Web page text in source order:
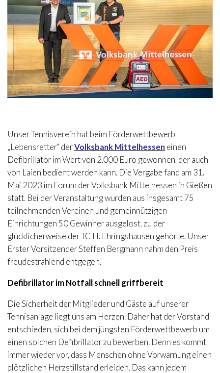
Unser Tennisverein hat beim Förderwettbewerb
„Lebensretter“ derVolksbank Mittelhessen einen
Defibrillator im Wert von 2.000 Euro gewonnen, der auch
von Laien bedient werden kann. Die Vergabe fand am 31.
Mai 2023 im Forum der Volksbank Mittelhessen in Gießen
statt. Bei der Veranstaltung wurden aus insgesamt 75
teilnehmenden Vereinen und gemeinnützigen
Einrichtungen 50 Gewinner ausgelost, zu der
glücklicherweise der TC H. Ehringshausen gehörte. Unser
Erster Vorsitzender Steffen Bergmann nahm den Preis
freudestrahlend entgegen.
Defibrillator im Notfall schnell griffbereit
Die Sicherheit der Mitglieder und Gäste auf unserer
Tennisanlage liegt uns am Herzen. Daher hat der Vorstand
entschieden, sich bei dem jüngsten Förderwettbewerb um
einen solchen Defibrillator zu bewerben. Denn es kommt
immer wieder vor, dass Menschen ohne Vorwarnung einen
plötzlichen Herzstillstand erleiden. Das kann jedem